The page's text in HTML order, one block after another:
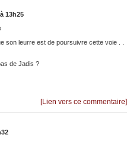
13h25
son leurre est de poursuivre cette voie . .
de Jadis ?
[Lien vers ce commentaire]